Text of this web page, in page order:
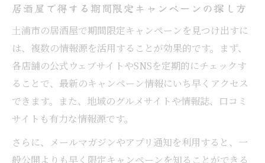
居酒屋で得する期間限定キャンペーンの探し方
土浦市の居酒屋で期間限定キャンペーンを見つけ出すに
は、複数の情報源を活用することが効果的です。まず、
各店舗の公式ウェブサイトやSNSを定期的にチェックす
ることで、最新のキャンペーン情報にいち早くアクセス
できます。また、地域のグルメサイトや情報誌、口コミ
サイトも有力な情報源です。
さらに、メールマガジンやアプリ通知を利用すると、一
般公開よりも早く限定キャンペーンを知ることができる